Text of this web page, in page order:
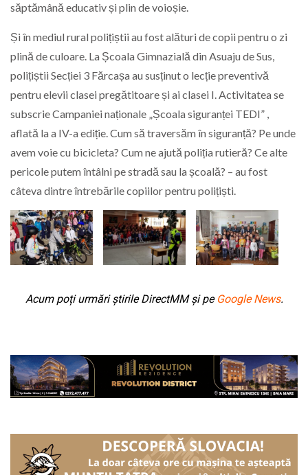
săptămână educativ și plin de voioșie.
Și în mediul rural polițiștii au fost alături de copii pentru o zi
plină de culoare. La Școala Gimnazială din Asuaju de Sus,
polițiștii Secției 3 Fărcașa au susținut o lecție preventivă
pentru elevii clasei pregătitoare și ai clasei I. Activitatea se
subscrie Campaniei naționale „Școala siguranței TEDI” ,
aflată la a IV-a ediție. Cum să traversăm în siguranță? Pe unde
avem voie cu bicicleta? Cum ne ajută poliția rutieră? Ce alte
pericole putem întâlni pe stradă sau la școală? – au fost
câteva dintre întrebările copiilor pentru polițiști.
Acum poți urmări știrile DirectMM și pe Google News.